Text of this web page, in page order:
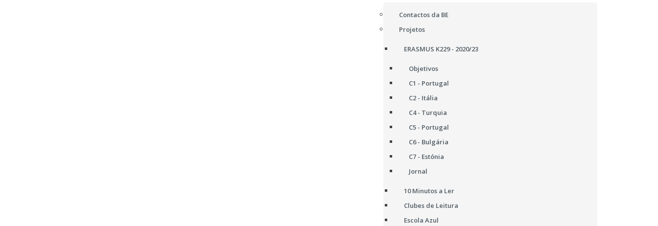
Contactos da BE
Projetos
ERASMUS K229 - 2020/23
Objetivos
C1 - Portugal
C2 - Itália
C4 - Turquia
C5 - Portugal
C6 - Bulgária
C7 - Estónia
Jornal
10 Minutos a Ler
Clubes de Leitura
Escola Azul